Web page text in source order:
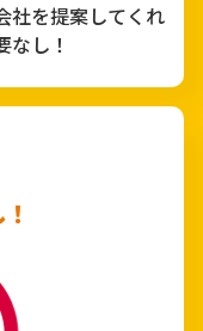
社を提案してくれ
し！